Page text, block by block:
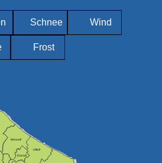
Schnee Wind
Frost
Kesswil
Dozwil
Uttwil